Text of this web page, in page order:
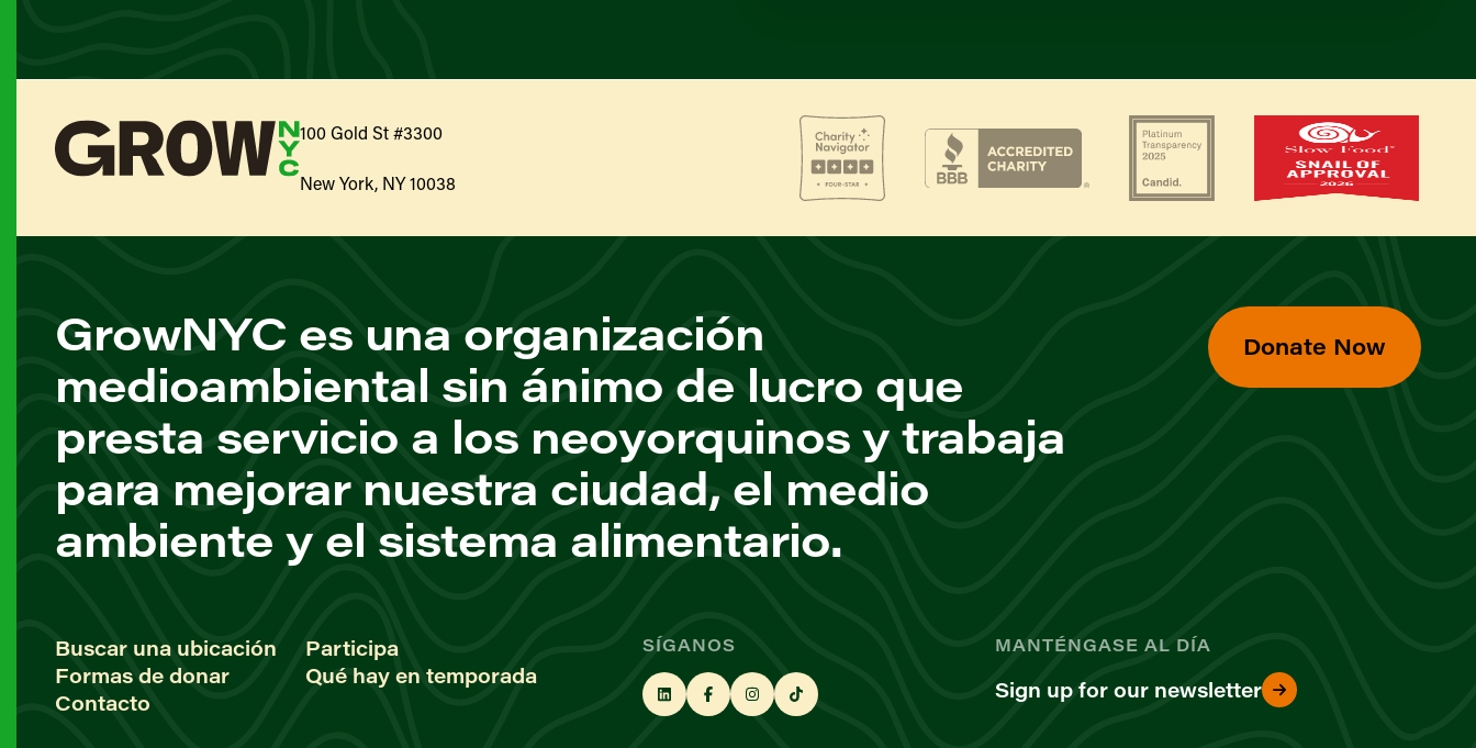
100 Gold St #3300
New York, NY 10038
GrowNYC es una organización
medioambiental sin ánimo de lucro que
presta servicio a los neoyorquinos y trabaja
para mejorar nuestra ciudad, el medio
ambiente y el sistema alimentario.
Donate Now
Buscar una ubicación
Participa
Formas de donar
Qué hay en temporada
Contacto
SÍGANOS MANTÉNGASE AL DÍA
Sign up for our newsletter